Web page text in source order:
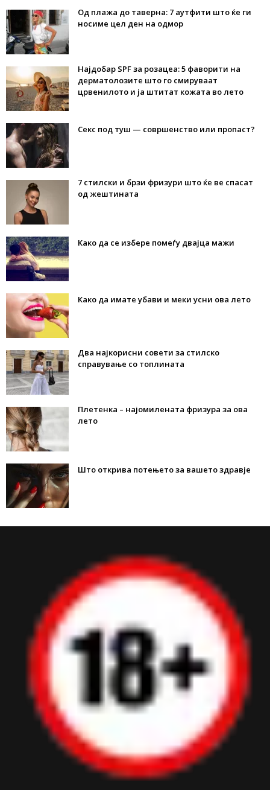
Од плажа до таверна: 7 аутфити што ќе ги
носиме цел ден на одмор
Најдобар SPF за розацеа: 5 фаворити на
дерматолозите што го смируваат
црвенилото и ја штитат кожата во лето
Секс под туш — совршенство или пропаст?
7 стилски и брзи фризури што ќе ве спасат
од жештината
Како да се избере помеѓу двајца мажи
Како да имате убави и меки усни ова лето
Два најкорисни совети за стилско
справување со топлината
Плетенка – најомилената фризура за ова
лето
Што открива потењето за вашето здравје